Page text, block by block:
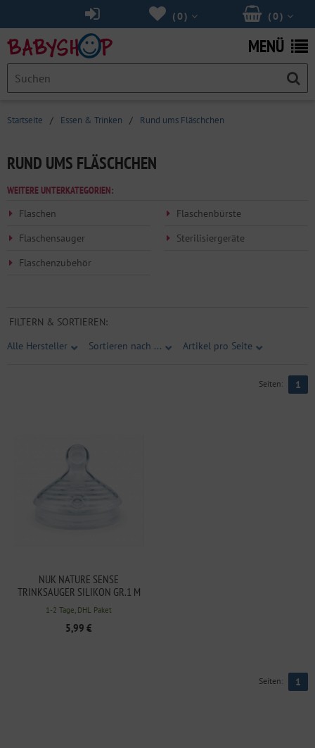
(0 )
(0 )
MENÜ
Startseite / Essen & Trinken / Rund ums Fläschchen
RUND UMS FLÄSCHCHEN
WEITERE UNTERKATEGORIEN:
Flaschen
Flaschenbürste
Flaschensauger
Sterilisiergeräte
Flaschenzubehör
FILTERN & SORTIEREN:
Alle Hersteller
Sortieren nach ... Artikel pro Seite
Seiten: 1
NUK NATURE SENSE
TRINKSAUGER SILIKON GR.1 M
1-2 Tage, DHL Paket
5,99 €
Seiten: 1